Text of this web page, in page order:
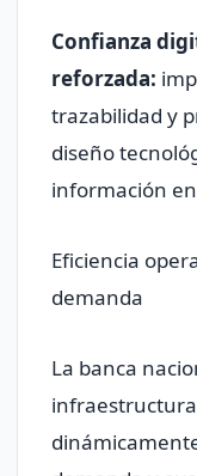
Confianza
reforzada:
trazabilidad y
diseño
información
Eficiencia
demanda
La banca